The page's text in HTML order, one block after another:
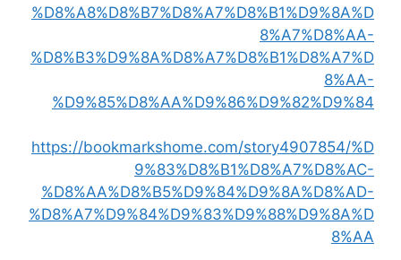
%D8%A8%D8%B7%D8%A7%D8%B1%D9%8A%D
8%A7%D8%AA-
%D8%B3%D9%8A%D8%A7%D8%B1%D8%A7%D
8%AA-
%D9%85%D8%AA%D9%86%D9%82%D9%84
https://bookmarkshome.com/story4907854/%D
9%83%D8%B1%D8%A7%D8%AC-
%D8%AA%D8%B5%D9%84%D9%8A%D8%AD-
%D8%A7%D9%84%D9%83%D9%88%D9%8A%D
8%AA